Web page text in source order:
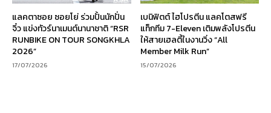
แลคตาซอย ซอยโย่ ร่วมปั้นนักปั่น
จิ๋ว แข่งทัวร์นาเมนต์นานาชาติ “RSR
RUNBIKE ON TOUR SONGKHLA
2026”
17/07/2026
เบนิฟิตต์ ไฮโปรตีน แลคโตสฟรี
แท็กทีม 7-Eleven เติมพลังโปรตีน
ให้สายเฮลตี้ในงานวิ่ง “All
Member Milk Run”
15/07/2026